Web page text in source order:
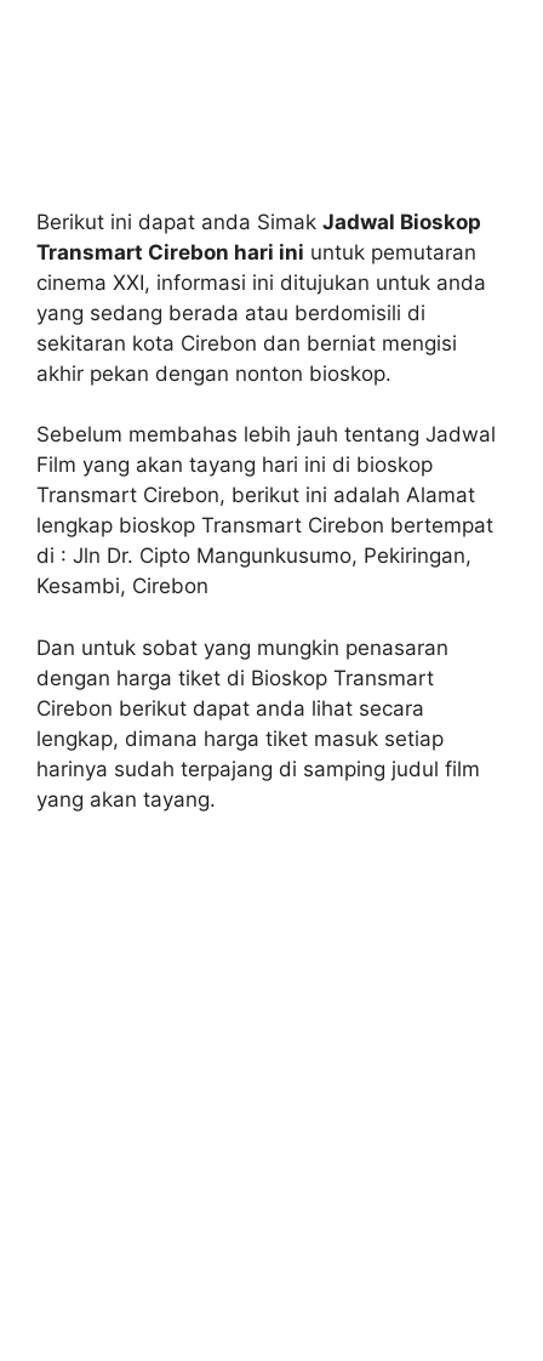
Berikut ini dapat anda Simak Jadwal Bioskop
Transmart Cirebon hari ini untuk pemutaran
cinema XXI, informasi ini ditujukan untuk anda
yang sedang berada atau berdomisili di
sekitaran kota Cirebon dan berniat mengisi
akhir pekan dengan nonton bioskop.
Sebelum membahas lebih jauh tentang Jadwal
Film yang akan tayang hari ini di bioskop
Transmart Cirebon, berikut ini adalah Alamat
lengkap bioskop Transmart Cirebon bertempat
di : Jln Dr. Cipto Mangunkusumo, Pekiringan,
Kesambi, Cirebon
Dan untuk sobat yang mungkin penasaran
dengan harga tiket di Bioskop Transmart
Cirebon berikut dapat anda lihat secara
lengkap, dimana harga tiket masuk setiap
harinya sudah terpajang di samping judul film
yang akan tayang.